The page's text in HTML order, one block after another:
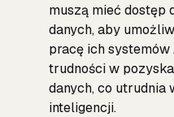
muszą mieć dostęp
danych, aby
pracę ich
trudności w
danych, co utrudnia
inteligencji.